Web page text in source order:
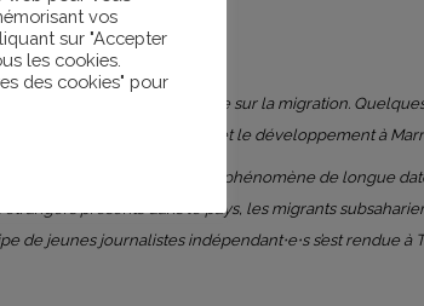
la Conférence internationale sur la migration.
mondial sur la migration et le développement à
l’immigration au Maroc est un phénomène de longue
présents dans le pays, les migrants
de jeunes journalistes indépendant⋅e⋅s s’est rendue à
vos
sur "Accepter
les cookies.
des cookies" pour